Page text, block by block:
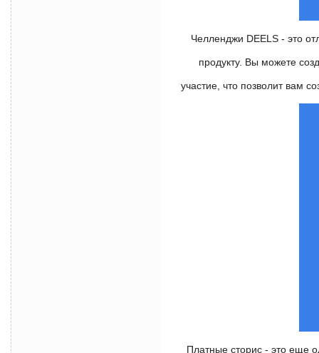
Челленджи DEELS - это
продукту. Вы можете
участие, что позволит вам
Платные сторис - это еще